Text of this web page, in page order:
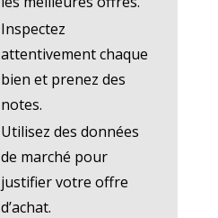
Inspectez
attentivement chaque
bien et prenez des
notes.
Utilisez des données
de marché pour
justifier votre offre
d’achat.